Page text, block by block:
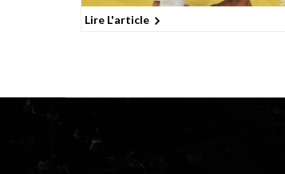
Lire L'article